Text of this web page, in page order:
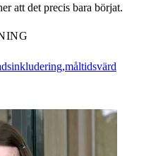
att det precis bara börjat.
måltidsvärd